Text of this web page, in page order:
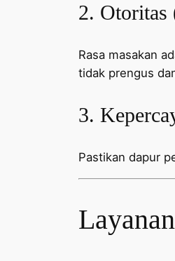
2.
Rasa masakan
tidak prengus
3.
Pastikan dapur